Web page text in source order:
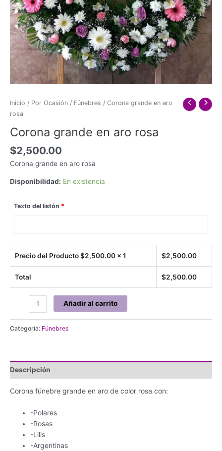
Inicio / Por Ocasión / Fúnebres / Corona grande en aro
rosa
Corona grande en aro rosa
$2,500.00
Corona grande en aro rosa
Disponibilidad: En existencia
Texto del listón *
Precio del Producto $2,500.00 x 1 $2,500.00
Total $2,500.00
grande
en
aro
Añadir al carrito
Categoría: Fúnebres
Descripción
Corona fúnebre grande en aro de color rosa con:
-Polares
-Rosas
-Lilis
-Argentinas